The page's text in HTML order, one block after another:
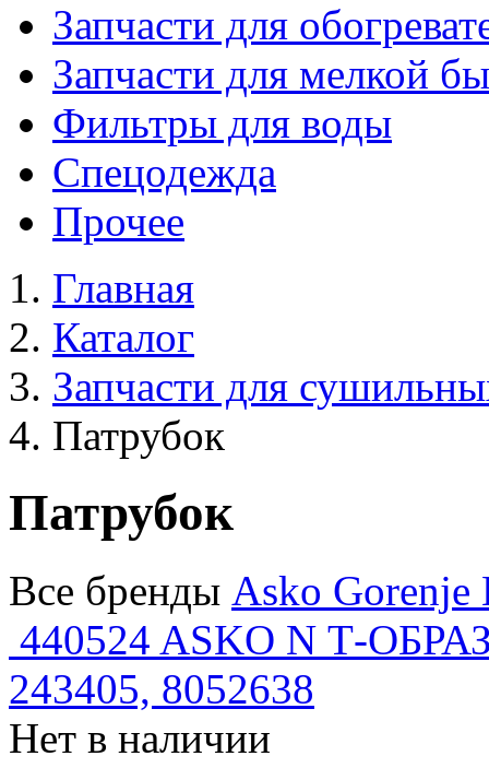
Запчасти для
Запчасти для мелкой
Фильтры для воды
Спецодежда
Прочее
Главная
Каталог
Запчасти для
Патрубок
Патрубок
Все бренды Asko Gorenje
440524 ASKO N Т-
243405, 8052638
Нет в наличии